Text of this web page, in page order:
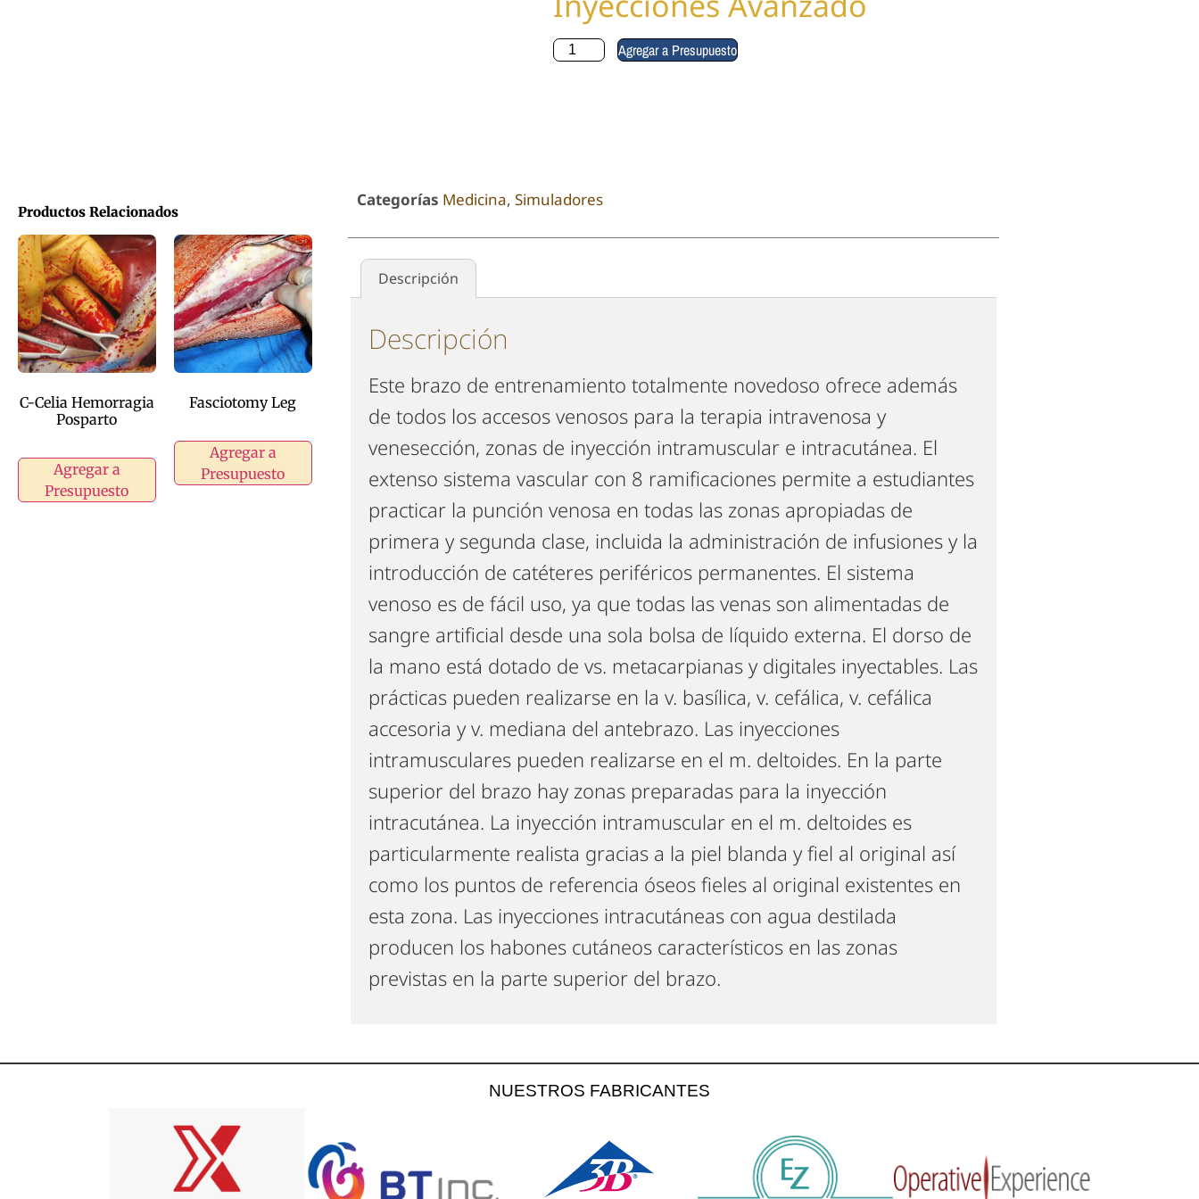
Agregar a Presupuesto
Productos Relacionados
C-Celia Hemorragia
Posparto
Agregar a
Presupuesto
Fasciotomy Leg
Agregar a
Presupuesto
Categorías Medicina, Simuladores
Descripción
Descripción
Este brazo de entrenamiento totalmente novedoso ofrece además
de todos los accesos venosos para la terapia intravenosa y
venesección, zonas de inyección intramuscular e intracutánea. El
extenso sistema vascular con 8 ramificaciones permite a estudiantes
practicar la punción venosa en todas las zonas apropiadas de
primera y segunda clase, incluida la administración de infusiones y la
introducción de catéteres periféricos permanentes. El sistema
venoso es de fácil uso, ya que todas las venas son alimentadas de
sangre artificial desde una sola bolsa de líquido externa. El dorso de
la mano está dotado de vs. metacarpianas y digitales inyectables. Las
prácticas pueden realizarse en la v. basílica, v. cefálica, v. cefálica
accesoria y v. mediana del antebrazo. Las inyecciones
intramusculares pueden realizarse en el m. deltoides. En la parte
superior del brazo hay zonas preparadas para la inyección
intracutánea. La inyección intramuscular en el m. deltoides es
particularmente realista gracias a la piel blanda y fiel al original así
como los puntos de referencia óseos fieles al original existentes en
esta zona. Las inyecciones intracutáneas con agua destilada
producen los habones cutáneos característicos en las zonas
previstas en la parte superior del brazo.
NUESTROS FABRICANTES